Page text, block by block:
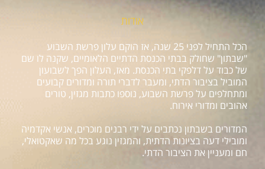
אודות
הכל התחיל לפני 25 שנה, אז הוקם עלון פרשת השבוע
"שבתון" שחולק בבתי הכנסת הדתיים הלאומיים, שקנה לו שם
של כבוד על דלפקי בתי הכנסת. מאז, העלון הפך לשבועון
המוביל בציבור הדתי, ומעבר לדברי תורה ומדורים קבועים
ומתחלפים על פרשת השבוע, נוספו כתבות מגזין, טורים
אהובים ומדורי אירוח.
המדורים בשבתון נכתבים על ידי רבנים מוכרים, אנשי אקדמיה
ומובילי דעה בציונות הדתית, והמגזין נוגע בכל מה שאקטואלי,
חם ומעניין את הציבור הדתי.